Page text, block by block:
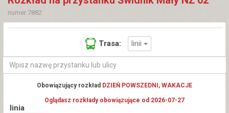
numer 7882
Trasa: linii
Obowiązujący rozkład DZIEŃ POWSZEDNI, WAKACJE
Oglądasz rozkłady obowiązujące od 2026-07-27
linia